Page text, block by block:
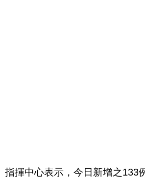
指揮中心表示，今日新增之133